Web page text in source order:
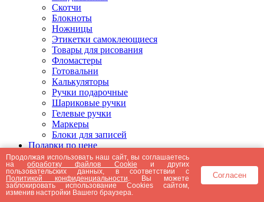
Скотчи
Блокноты
Ножницы
Этикетки самоклеющиеся
Товары для рисования
Фломастеры
Готовальни
Калькуляторы
Ручки подарочные
Шариковые ручки
Гелевые ручки
Маркеры
Блоки для записей
Подарки по цене
Подарки от 5000 рублей
Подарки до 5000 рублей
Подарки до 3000 рублей
Подарки до 2000 рублей
Подарки до 1000 рублей
Продолжая использовать наш сайт, вы соглашаетесь
наобработку файлов Cookie и других
пользовательских данных, в соответствии с
Политикой конфиденциальности . Вы можете
заблокировать использование Cookies сайтом,
изменив настройки Вашего браузера.
Согласен